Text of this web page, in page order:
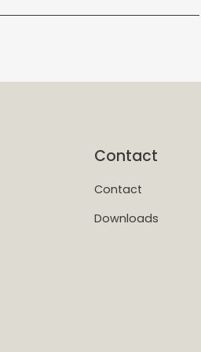
Contact
Contact
Downloads